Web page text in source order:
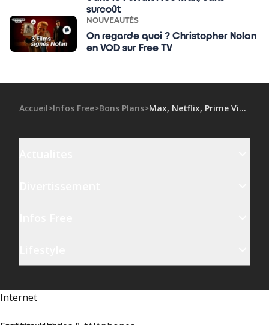
surcoût
NOUVEAUTÉS
On regarde quoi ? Christopher Nolan
en VOD sur Free TV
Accueil>Infos Free>Bons Plans> Max, Netflix, Prime Video : découvrez comment activer ces services de streaming inclus pour profiter pleinement de votre Freebox Ultra
Internet